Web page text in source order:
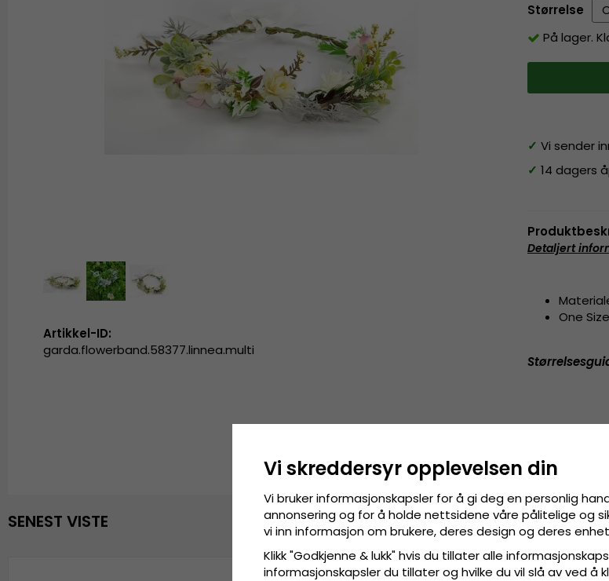
Størrelse
På lager.
✓ Vi sender
✓ 14 dagers
Detaljert
One
Artikkel-ID:
garda.flowerband.58377.linnea.multi
SENEST VISTE
Vi skreddersyr opplevelsen din
Vi bruker informasjonskapsler for å gi deg en personlig
annonsering og for å holde nettsidene våre pålitelige og
vi inn informasjon om brukere, deres design og deres
Klikk "Godkjenne & lukk" hvis du tillater alle
informasjonskapsler du tillater og hvilke du vil slå av ved å